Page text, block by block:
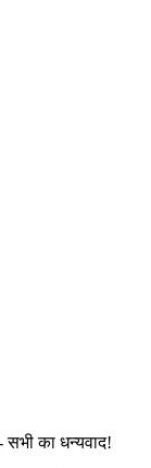
सभी का धन्यवाद!